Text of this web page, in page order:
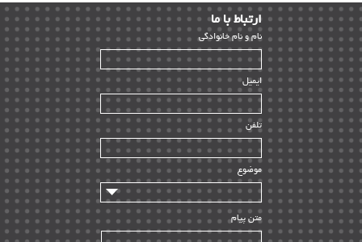
پتروشیمی | ۱۴
بازرسی و QC | ۱۵
HSE | ۳۹
ساخت و نصب | ۱۲
راه اندازی | ۹
سازندگان و تامین کنندگان | ۱۰
تامین مالی و سرمایه گذاری | ۳۲
ماشین آلات
مدیریت پروژه
مدیریت دانش
ارﺗﺒﺎط ﺑﺎ ما
ﻧﺎم و ﻧﺎم ﺧﺎﻧﻮادﮔﻰ
ایمیل
تلفن
موضوع
متن پیام